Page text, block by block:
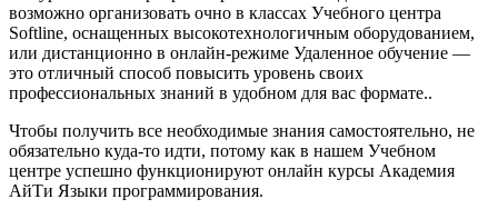
возможно организовать очно в классах Учебного центра
Softline, оснащенных высокотехнологичным оборудованием,
или дистанционно в онлайн-режиме Удаленное обучение —
это отличный способ повысить уровень своих
профессиональных знаний в удобном для вас формате..
Чтобы получить все необходимые знания самостоятельно, не
обязательно куда-то идти, потому как в нашем Учебном
центре успешно функционируют онлайн курсы Академия
АйТи Языки программирования.